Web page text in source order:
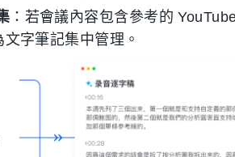
：若會議內容包含參考的
字筆記集中管理。